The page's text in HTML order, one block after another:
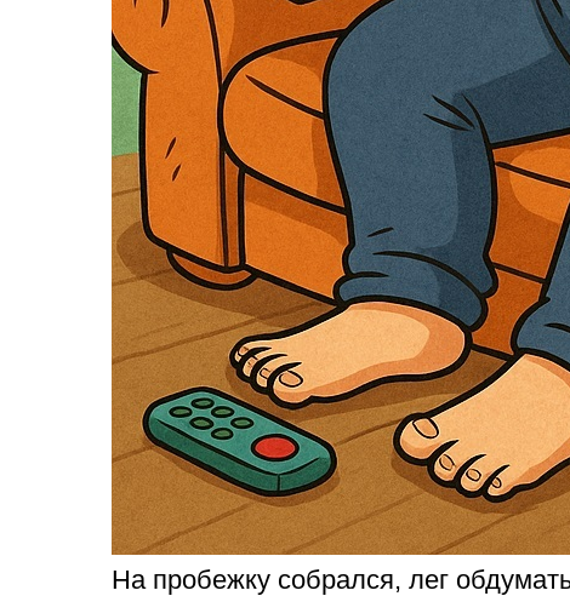
На пробежку собрался, лег